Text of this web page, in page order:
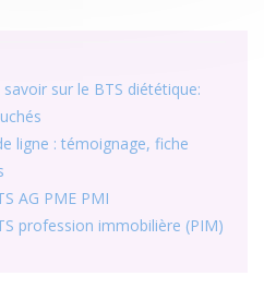
sur le BTS diététique:
ligne : témoignage, fiche
AG PME PMI
profession immobilière (PIM)